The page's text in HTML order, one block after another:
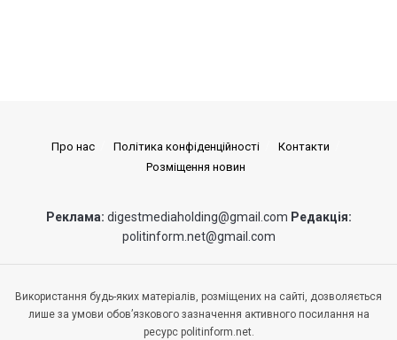
Про нас Політика конфіденційності
Контакти
Розміщення новин
Реклама: digestmediaholding@gmail.com Редакція:
politinform.net@gmail.com
Використання будь-яких матеріалів, розміщених на сайті, дозволяється
лише за умови обов’язкового зазначення активного посилання на
ресурс politinform.net.